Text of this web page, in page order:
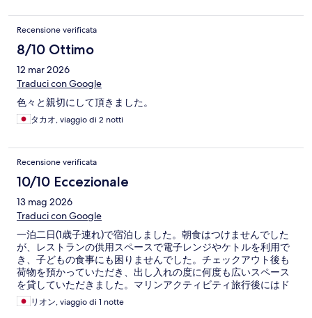
Recensione verificata
8/10 Ottimo
12 mar 2026
Traduci con Google
色々と親切にして頂きました。
タカオ, viaggio di 2 notti
Recensione verificata
10/10 Eccezionale
13 mag 2026
Traduci con Google
一泊二日(1歳子連れ)で宿泊しました。朝食はつけませんでした
が、レストランの供用スペースで電子レンジやケトルを利用で
き、子どもの食事にも困りませんでした。チェックアウト後も
荷物を預かっていただき、出し入れの度に何度も広いスペース
を貸していただきました。マリンアクティビティ旅行後にはド
ライヤーも準備して下さり、外出の際には懐中電灯も貸して下
さり、丁寧に親切に対応してくださりました。貸し出しタオル
リオン, viaggio di 1 notte